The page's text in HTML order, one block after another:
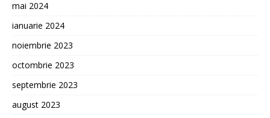
mai 2024
ianuarie 2024
noiembrie 2023
octombrie 2023
septembrie 2023
august 2023